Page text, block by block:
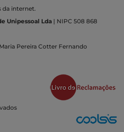
da internet.
Unipessoal Lda | NIPC 508 868
Pereira Cotter Fernando